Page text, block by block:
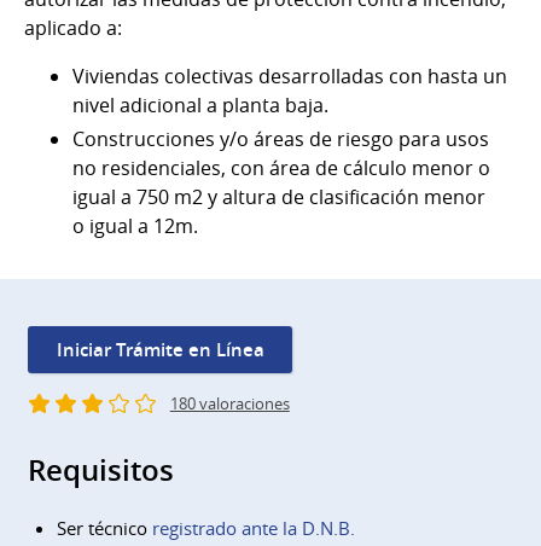
aplicado a:
Viviendas colectivas desarrolladas con hasta un
nivel adicional a planta baja.
Construcciones y/o áreas de riesgo para usos
no residenciales, con área de cálculo menor o
igual a 750 m2 y altura de clasificación menor
o igual a 12m.
Iniciar Trámite en Línea
180 valoraciones
Requisitos
Ser técnico registrado ante la D.N.B.